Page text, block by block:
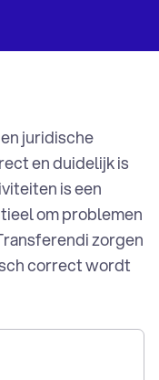
juridische
en duidelijk is
is een
om problemen
zorgen
correct wordt